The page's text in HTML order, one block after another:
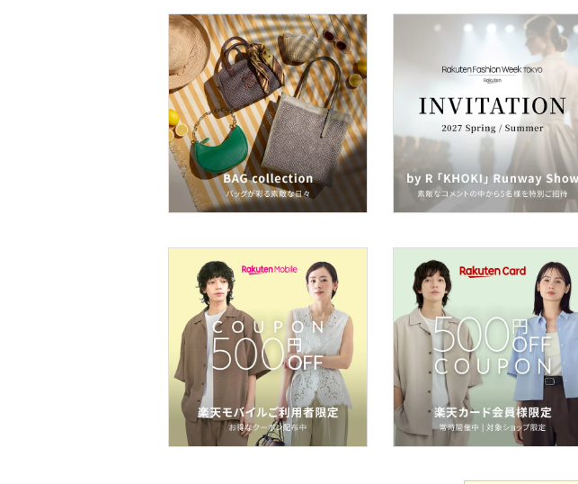
ボディケア・オーラルケ
ア
ヘアケア
食器・調理器具・キッチ
ン用品
インテリア・生活雑貨
オ機器
スポーツ・アウトドア用
文房具
福袋・ギフト・その他